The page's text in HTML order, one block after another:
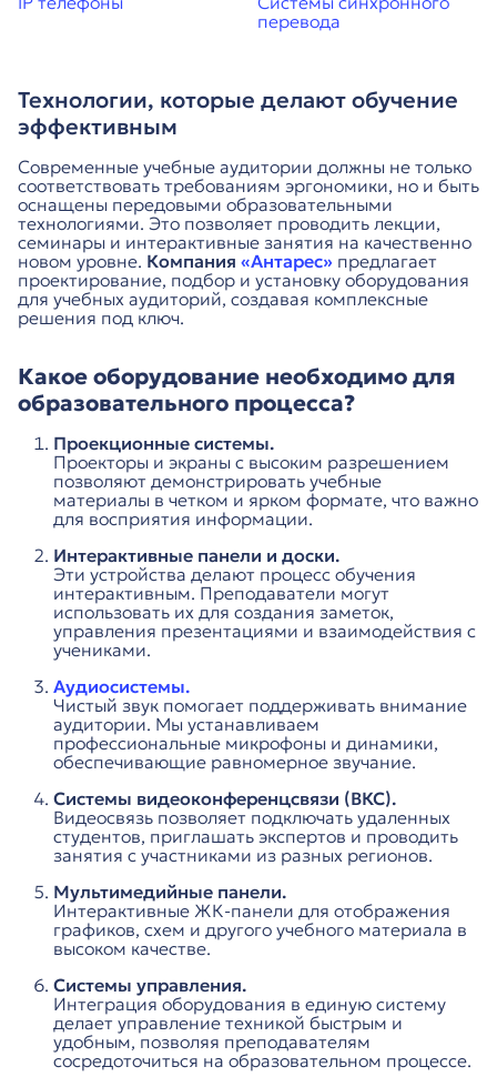
перевода
Технологии, которые делают обучение
эффективным
Современные учебные аудитории должны не только
соответствовать требованиям эргономики, но и быть
оснащены передовыми образовательными
технологиями. Это позволяет проводить лекции,
семинары и интерактивные занятия на качественно
новом уровне. Компания «Антарес» предлагает
проектирование, подбор и установку оборудования
для учебных аудиторий, создавая комплексные
решения под ключ.
Какое оборудование необходимо для
образовательного процесса?
Проекционные системы.
Проекторы и экраны с высоким разрешением
позволяют демонстрировать учебные
материалы в четком и ярком формате, что важно
для восприятия информации.
Интерактивные панели и доски.
Эти устройства делают процесс обучения
интерактивным. Преподаватели могут
использовать их для создания заметок,
управления презентациями и взаимодействия с
учениками.
Аудиосистемы.
Чистый звук помогает поддерживать внимание
аудитории. Мы устанавливаем
профессиональные микрофоны и динамики,
обеспечивающие равномерное звучание.
Системы видеоконференцсвязи (ВКС).
Видеосвязь позволяет подключать удаленных
студентов, приглашать экспертов и проводить
занятия с участниками из разных регионов.
Мультимедийные панели.
Интерактивные ЖК-панели для отображения
графиков, схем и другого учебного материала в
высоком качестве.
Системы управления.
Интеграция оборудования в единую систему
делает управление техникой быстрым и
удобным, позволяя преподавателям
сосредоточиться на образовательном процессе.